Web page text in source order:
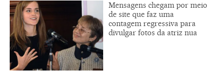
Mensagens chegam por meio
de site que faz uma
contagem regressiva para
divulgar fotos da atriz nua